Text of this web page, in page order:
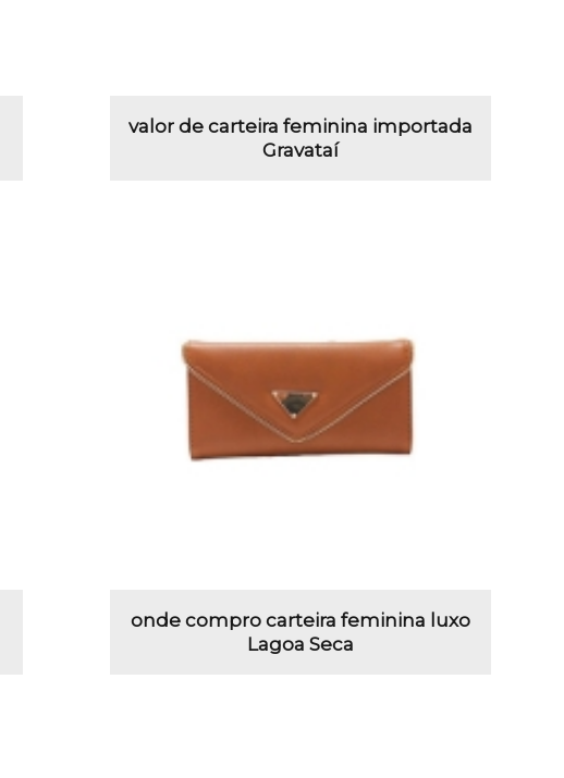
valor de carteira feminina importada
Gravataí
onde compro carteira feminina luxo
Lagoa Seca